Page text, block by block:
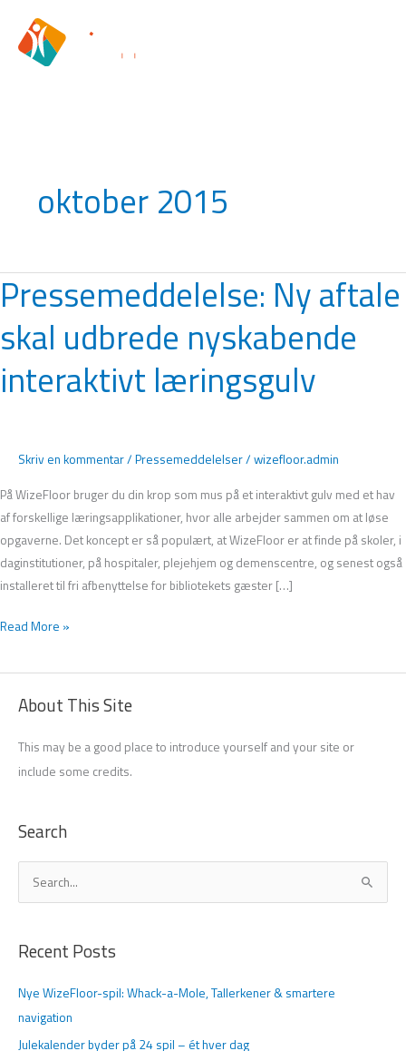
indholdet
oktober 2015
Pressemeddelelse: Ny aftale
skal udbrede nyskabende
interaktivt læringsgulv
Skriv en kommentar/ Pressemeddelelser/ wizefloor.admin
På WizeFloor bruger du din krop som mus på et interaktivt gulv med et hav
af forskellige læringsapplikationer, hvor alle arbejder sammen om at løse
opgaverne. Det koncept er så populært, at WizeFloor er at finde på skoler, i
daginstitutioner, på hospitaler, plejehjem og demenscentre, og senest også
installeret til fri afbenyttelse for bibliotekets gæster […]
Pressemeddelelse:
Ny
aftale
skal
udbrede
nyskabende
Read More »
About This Site
This may be a good place to introduce yourself and your site or
include some credits.
Search
ø
e
Recent Posts
Nye WizeFloor-spil: Whack-a-Mole, Tallerkener & smartere
navigation
Julekalender byder på 24 spil – ét hver dag